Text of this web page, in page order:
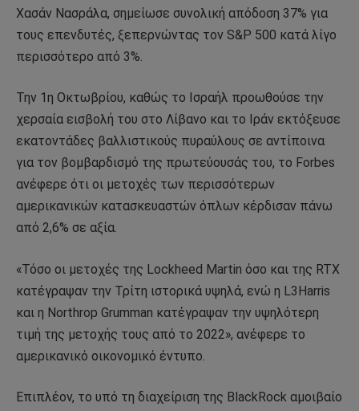
Χασάν Νασράλα, σημείωσε συνολική απόδοση 37% για
τους επενδυτές, ξεπερνώντας τον S&P 500 κατά λίγο
περισσότερο από 3%.
Την 1η Οκτωβρίου, καθώς το Ισραήλ προωθούσε την
χερσαία εισβολή του στο Λίβανο και το Ιράν εκτόξευσε
εκατοντάδες βαλλιστικούς πυραύλους σε αντίποινα
για τον βομβαρδισμό της πρωτεύουσάς του, το Forbes
ανέφερε ότι οι μετοχές των περισσότερων
αμερικανικών κατασκευαστών όπλων κέρδισαν πάνω
από 2,6% σε αξία.
«Τόσο οι μετοχές της Lockheed Martin όσο και της RTX
κατέγραψαν την Τρίτη ιστορικά υψηλά, ενώ η L3Harris
και η Northrop Grumman κατέγραψαν την υψηλότερη
τιμή της μετοχής τους από το 2022», ανέφερε το
αμερικανικό οικονομικό έντυπο.
Επιπλέον, το υπό τη διαχείριση της BlackRock αμοιβαίο